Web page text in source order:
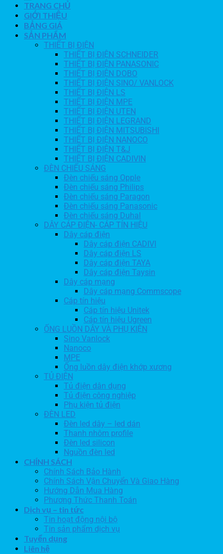
TRANG CHỦ
GIỚI THIỆU
BẢNG GIÁ
SẢN PHẨM
THIẾT BỊ ĐIỆN
THIẾT BỊ ĐIỆN SCHNEIDER
THIẾT BỊ ĐIỆN PANASONIC
THIẾT BỊ ĐIỆN DOBO
THIẾT BỊ ĐIỆN SINO/ VANLOCK
THIẾT BỊ ĐIỆN LS
THIẾT BỊ ĐIỆN MPE
THIẾT BỊ ĐIỆN UTEN
THIẾT BỊ ĐIỆN LEGRAND
THIẾT BỊ ĐIỆN MITSUBISHI
THIẾT BỊ ĐIỆN NANOCO
THIẾT BỊ ĐIỆN T&J
THIẾT BỊ ĐIỆN CADIVIN
ĐÈN CHIẾU SÁNG
Đèn chiếu sáng Opple
Đèn chiếu sáng Philips
Đèn chiếu sáng Paragon
Đèn chiếu sáng Panasonic
Đèn chiếu sáng Duhal
DÂY CÁP ĐIỆN- CÁP TÍN HIỆU
Dây cáp điện
Dây cáp điện CADIVI
Dây cáp điện LS
Dây cáp điện TAYA
Dây cáp điện Taysin
Dây cáp mạng
Dây cáp mạng Commscope
Cáp tín hiệu
Cáp tín hiệu Unitek
Cáp tín hiệu Ugreen
ỐNG LUỒN DÂY VÀ PHỤ KIỆN
Sino Vanlock
Nanoco
MPE
Ống luồn dây điện khớp xương
TỦ ĐIỆN
Tủ điện dân dụng
Tủ điện công nghiệp
Phụ kiện tủ điện
ĐÈN LED
Đèn led dây – led dán
Thanh nhôm profile
Đèn led silicon
Nguồn đèn led
CHÍNH SÁCH
Chính Sách Bảo Hành
Chính Sách Vận Chuyển Và Giao Hàng
Hướng Dẫn Mua Hàng
Phương Thức Thanh Toán
Dịch vụ – tin tức
Tin hoạt động nội bộ
Tin sản phẩm dịch vụ
Tuyển dụng
Liên hệ